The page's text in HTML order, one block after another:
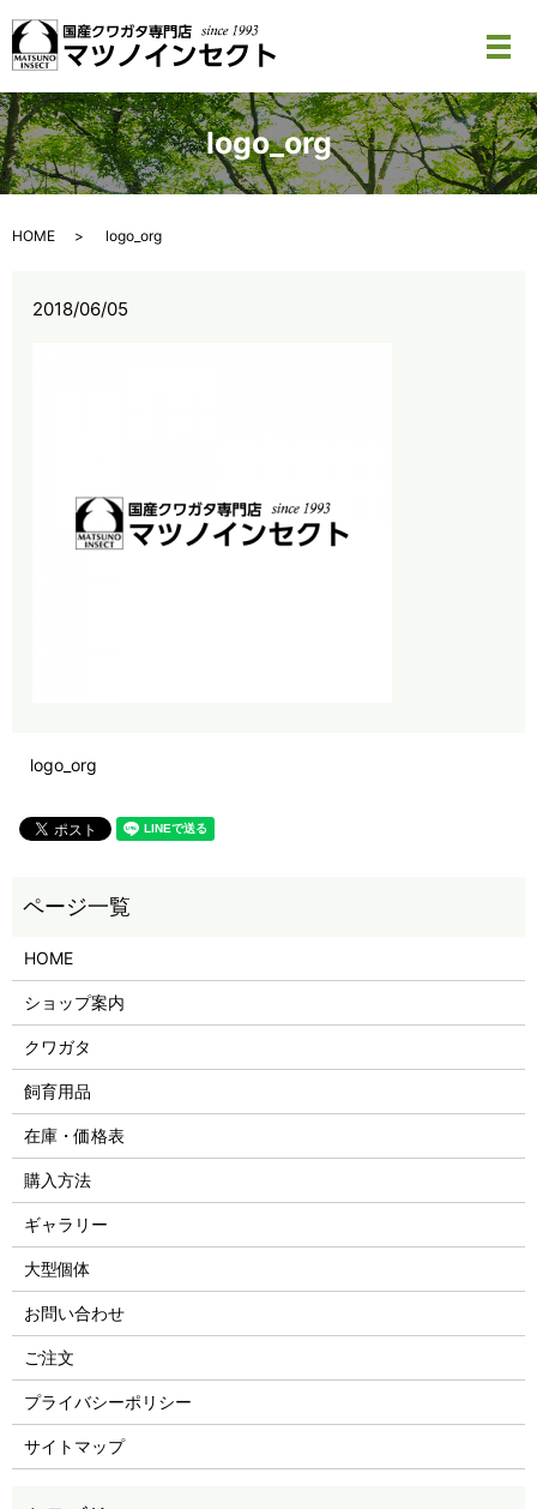
メ
logo_org
HOME logo_org
2018/06/05
logo_org
HOME
ショップ案内
クワガタ
飼育用品
在庫・価格表
購入方法
ギャラリー
大型個体
お問い合わせ
ご注文
プライバシーポリシー
サイトマップ